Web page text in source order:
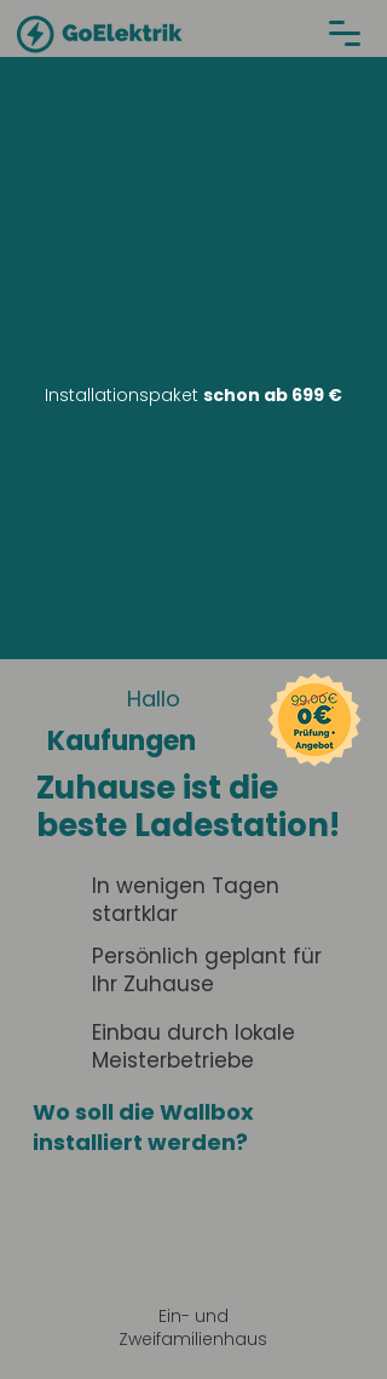
Installationspaket schon ab 699 €
Hallo
Kaufungen
Zuhause ist die
beste Ladestation!
In wenigen Tagen
startklar
Persönlich geplant für
Ihr Zuhause
Einbau durch lokale
Meisterbetriebe
Wo soll die Wallbox
installiert werden?
Ein- und
Zweifamilienhaus